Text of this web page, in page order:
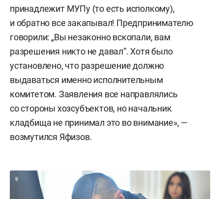
принадлежит МУПу (то есть исполкому),
и обратно все закапывал! Предпринимателю
говорили: „Вы незаконно вскопали, вам
разрешения никто не давал“. Хотя было
установлено, что разрешение должно
выдаваться именно исполнительным
комитетом. Заявления все направлялись
со стороны хозсубъектов, но начальник
кладбища не принимал это во внимание», —
возмутился Яфизов.